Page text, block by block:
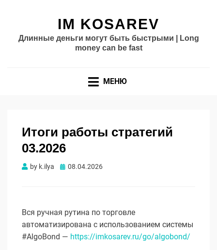
IM KOSAREV
Длинные деньги могут быть быстрыми | Long
money can be fast
МЕНЮ
Итоги работы стратегий
03.2026
by k.ilya Опубликовано
08.04.2026
Вся ручная рутина по торговле
автоматизирована с использованием системы
#AlgoBond — https://imkosarev.ru/go/algobond/